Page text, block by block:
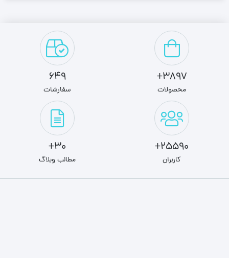
3897+
محصولات
649
سفارشات
25590+
کاربران
30+
مطالب وبلاگ